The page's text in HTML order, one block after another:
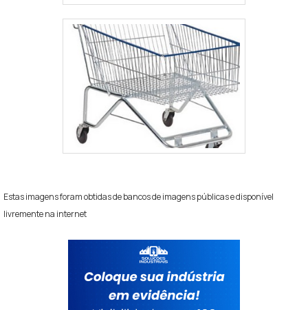
Estas imagens foram obtidas de bancos de imagens públicas e disponível
livremente na internet